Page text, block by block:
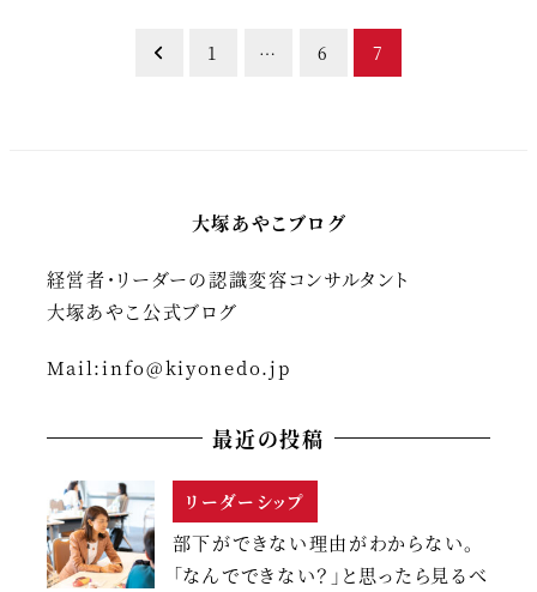
ジ
送
1 … 6 7
大塚あやこブログ
経営者・リーダーの認識変容コンサルタント
大塚あやこ公式ブログ
Mail:info@kiyonedo.jp
最近の投稿
リーダーシップ
部下ができない理由がわからない。
「なんでできない？」と思ったら見るべ